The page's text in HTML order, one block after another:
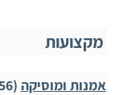
מקצועות
אמנות ומוסיקה (456)